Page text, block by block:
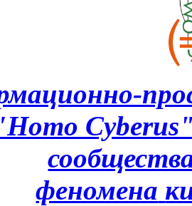
феномена